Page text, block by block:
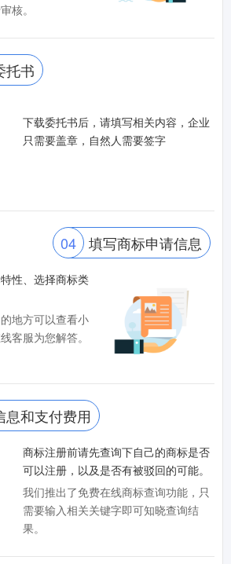
核。
托书
下载委托书后，请填写相关内容，企业
只需要盖章，自然人需要签字
04 填写商标申请信息
性、选择商标类
地方可以查看小
客服为您解答。
息和支付费用
商标注册前请先查询下自己的商标是否
可以注册，以及是否有被驳回的可能。
我们推出了免费在线商标查询功能，只
需要输入相关关键字即可知晓查询结
果。